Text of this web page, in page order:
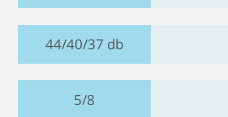
44/40/37 db
5/8